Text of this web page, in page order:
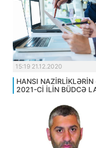
15:19 21.12.2020
HANSI
2021-Cİ İLİN BÜDCƏ